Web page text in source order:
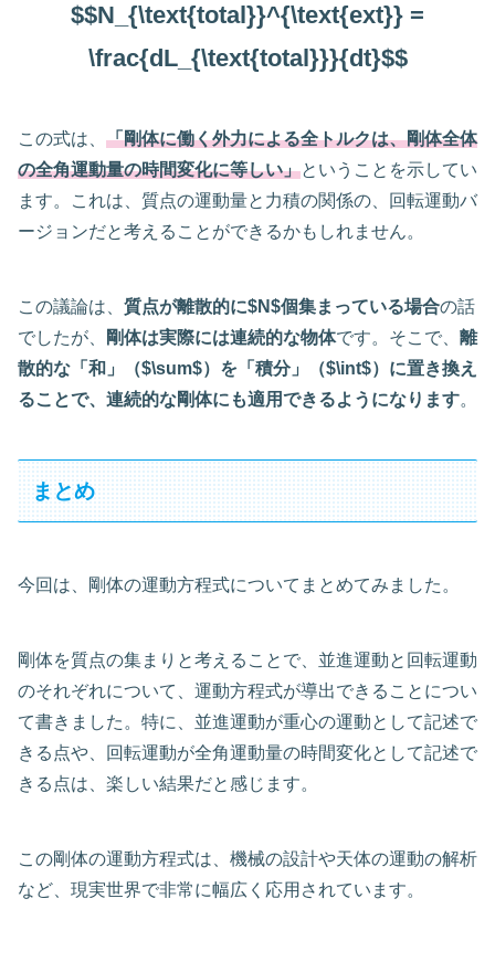
$$N_{\text{total}}^{\text{ext}} =
\frac{dL_{\text{total}}}{dt}$$
この式は、 「剛体に働く外力による全トルクは、剛体全体
の全角運動量の時間変化に等しい」ということを示してい
ます。これは、質点の運動量と力積の関係の、回転運動バ
ージョンだと考えることができるかもしれません。
この議論は、 質点が離散的に$N$個集まっている場合の話
でしたが、
剛体は実際には連続的な物体です。そこで、 離
散的な「和」（$\sum$）を「積分」（$\int$）に置き換え
ることで、連続的な剛体にも適用できるようになります。
まとめ
今回は、剛体の運動方程式についてまとめてみました。
剛体を質点の集まりと考えることで、並進運動と回転運動
のそれぞれについて、運動方程式が導出できることについ
て書きました。特に、並進運動が重心の運動として記述で
きる点や、回転運動が全角運動量の時間変化として記述で
きる点は、楽しい結果だと感じます。
この剛体の運動方程式は、機械の設計や天体の運動の解析
など、現実世界で非常に幅広く応用されています。